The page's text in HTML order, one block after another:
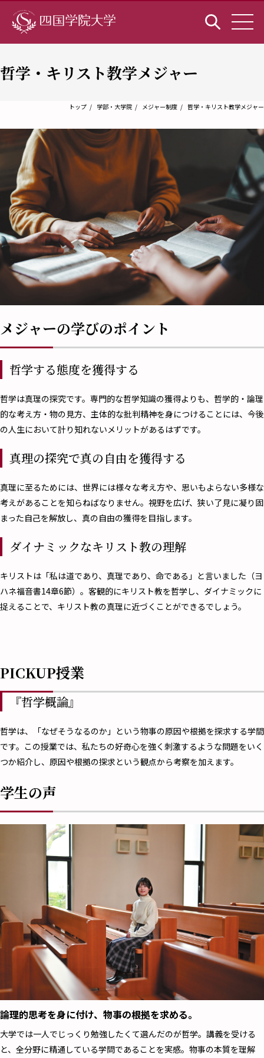
哲学・キリスト教学メジャー
トップ 学部・大学院 メジャー制度 哲学・キリスト教学メジャー
メジャーの学びのポイント
哲学する態度を獲得する
哲学は真理の探究です。専門的な哲学知識の獲得よりも、哲学的・論理
的な考え方・物の見方、主体的な批判精神を身につけることには、今後
の人生において計り知れないメリットがあるはずです。
真理の探究で真の自由を獲得する
真理に至るためには、世界には様々な考え方や、思いもよらない多様な
考えがあることを知らねばなりません。視野を広げ、狭い了見に凝り固
まった自己を解放し、真の自由の獲得を目指します。
ダイナミックなキリスト教の理解
キリストは「私は道であり、真理であり、命である」と言いました（ヨ
ハネ福音書14章6節）。客観的にキリスト教を哲学し、ダイナミックに
捉えることで、キリスト教の真理に近づくことができるでしょう。
PICKUP授業
『哲学概論』
哲学は、「なぜそうなるのか」という物事の原因や根拠を探求する学間
です。この授業では、私たちの好奇心を強く刺激するような問題をいく
つか紹介し、原因や根拠の探求という観点から考察を加えます。
学生の声
論理的思考を身に付け、物事の根拠を求める。
大学では一人でじっくり勉強したくて選んだのが哲学。講義を受ける
と、全分野に精通している学問であることを実感。物事の本質を理解